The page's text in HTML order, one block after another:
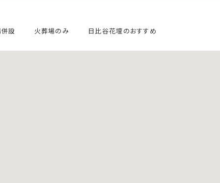
設 火葬場のみ 日比谷花壇のおすすめ